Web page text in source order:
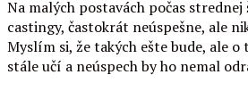
Na malých postavách počas strednej
castingy, častokrát neúspešne, ale
Myslím si, že takých ešte bude, ale o
stále učí a neúspech by ho nemal